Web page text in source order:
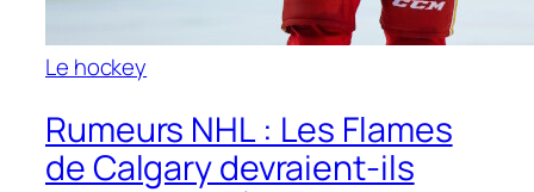
Le hockey
Rumeurs NHL : Les Flames
de Calgary devraient-ils